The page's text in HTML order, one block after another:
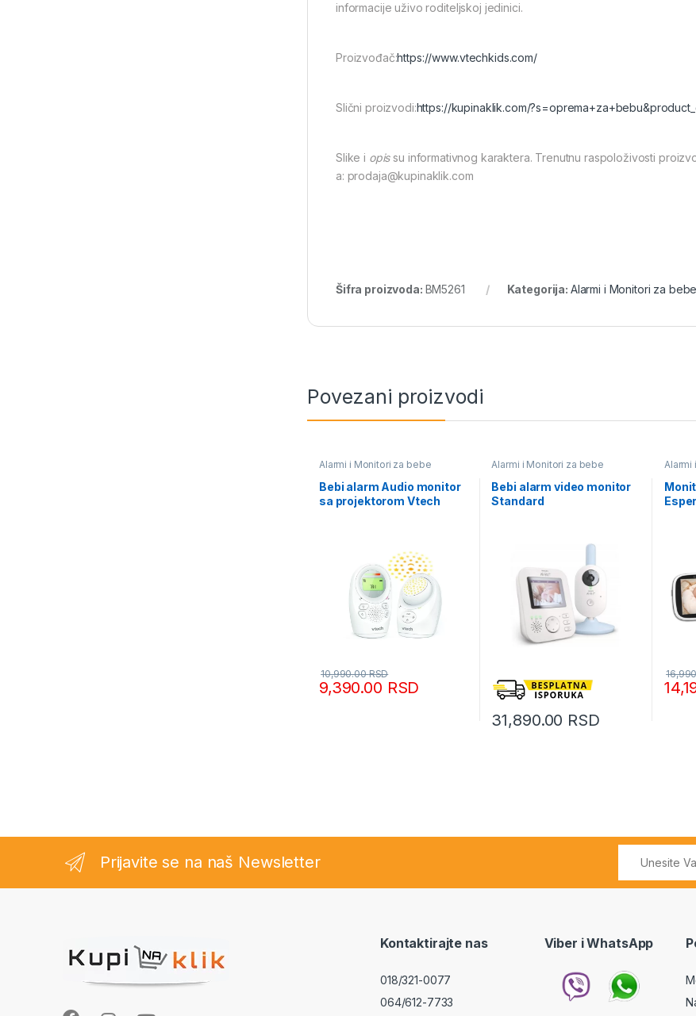
informacije uživo roditeljskoj jedinici.
Proizvođač:https://www.vtechkids.com/
Slični proizvodi:https://kupinaklik.com/
Slike i opissu informativnog karaktera. Trenutnu raspoloživosti
a: prodaja@kupinaklik.com
Šifra proizvoda: BM5261 Kategorija: Alarmi i Monitori za bebe
Povezani proizvodi
Alarmi i Monitori za bebe
Bebi alarm Audio monitor
sa projektorom Vtech
9,390.00 RSD
10,990.00RSD
Alarmi i Monitori za bebe
Bebi alarm video monitor
Standard
31,890.00 RSD
Alarmi
Prijavite se na naš Newsletter
Kontaktirajte nas
018/321-0077
064/612-7733
Viber i WhatsApp